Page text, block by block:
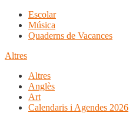
Escolar
Música
Quaderns de Vacances
Altres
Altres
Anglès
Art
Calendaris i Agendes 2026